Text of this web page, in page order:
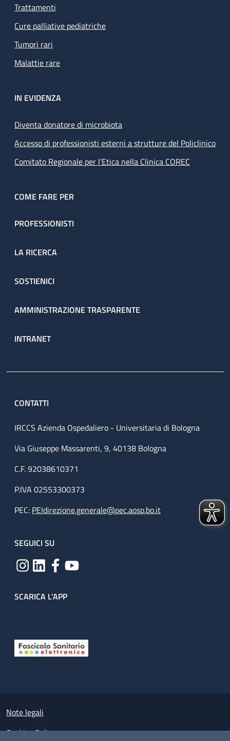
Trattamenti
Cure palliative pediatriche
Tumori rari
Malattie rare
IN EVIDENZA
Diventa donatore di microbiota
Accesso di professionisti esterni a strutture del Policlinico
Comitato Regionale per l’Etica nella Clinica COREC
COME FARE PER
PROFESSIONISTI
LA RICERCA
SOSTIENICI
AMMINISTRAZIONE TRASPARENTE
INTRANET
CONTATTI
IRCCS Azienda Ospedaliero - Universitaria di Bologna
Via Giuseppe Massarenti, 9, 40138 Bologna
C.F. 92038610371
P.IVA 02553300373
PEC: PEIdirezione.generale@pec.aosp.bo.it
SEGUICI SU
SCARICA L'APP
Small prints
Note legali
Cookies Policy